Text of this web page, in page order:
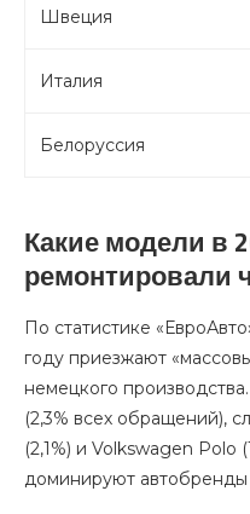
Швеция
Италия
Белоруссия
Какие модели в
ремонтировали
По статистике
году приезжают
немецкого
(2,3% всех обращений),
(2,1%) и Volkswagen Polo
доминируют